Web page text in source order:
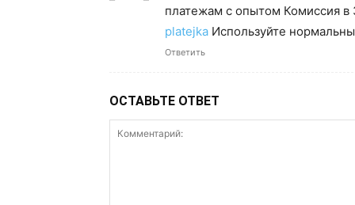
платежам с опытом Комиссия
platejka Используйте
Ответить
ОСТАВЬТЕ ОТВЕТ